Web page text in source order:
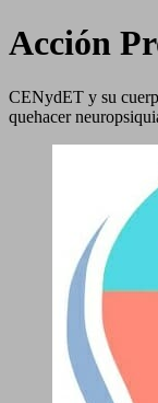
Acción
CENydET y su
quehacer